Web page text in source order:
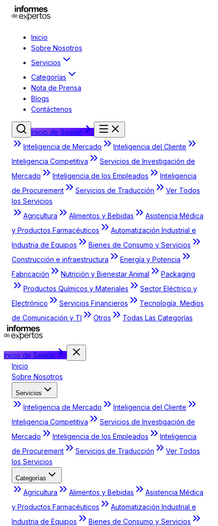
Inicio
Sobre Nosotros
Servicios
Categorías
Nota de Prensa
Blogs
Contáctenos
Inicio de Sesión
Inteligencia de Mercado
Inteligencia del Cliente
Inteligencia Competitiva
Servicios de Investigación de
Mercado
Inteligencia de los Empleados
Inteligencia
de Procurement
Servicios de Traducción
Ver Todos
los Servicios
Agricultura
Alimentos y Bebidas
Asistencia Médica
y Productos Farmacéuticos
Automatización Industrial e
Industria de Equipos
Bienes de Consumo y Servicios
Construcción e infraestructura
Energía y Potencia
Fabricación
Nutrición y Bienestar Animal
Packaging
Productos Químicos y Materiales
Sector Eléctrico y
Electrónico
Servicios Financieros
Tecnología, Medios
de Comunicación y TI
Otros Todas Las Categorías
Inicio de Sesión
Inicio
Sobre Nosotros
Servicios
Inteligencia de Mercado
Inteligencia del Cliente
Inteligencia Competitiva
Servicios de Investigación de
Mercado
Inteligencia de los Empleados
Inteligencia
de Procurement
Servicios de Traducción
Ver Todos
los Servicios
Categorías
Agricultura Alimentos y Bebidas
Asistencia Médica
y Productos Farmacéuticos
Automatización Industrial e
Industria de Equipos
Bienes de Consumo y Servicios